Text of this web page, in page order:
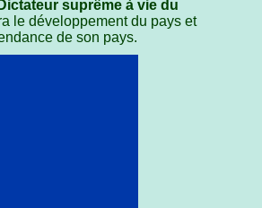
Dictateur suprême à vie du
le développement du pays et
de son pays.